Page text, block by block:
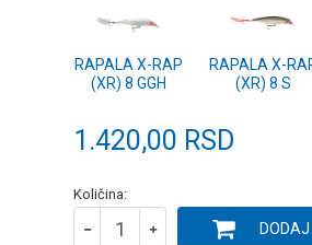
RAPALA X-RAP
(XR) 8 GGH
RAPALA X-
(XR) 8 S
1.420,00 RSD
Količina:
DODAJ